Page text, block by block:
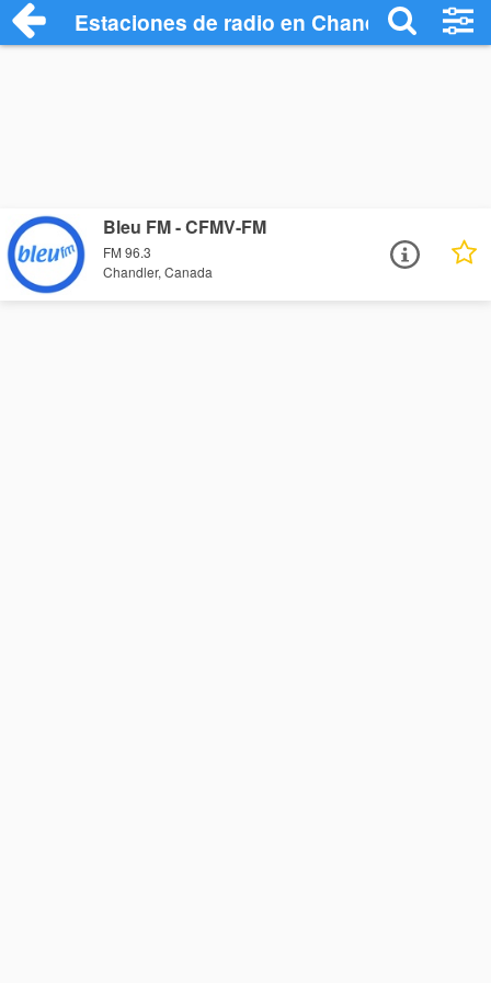
Estaciones de radio en Chandler -
Bleu FM - CFMV-FM
FM 96.3
Chandler, Canada